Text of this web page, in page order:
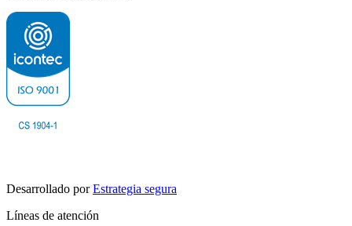
Desarrollado porEstrategia segura
Líneas de atención